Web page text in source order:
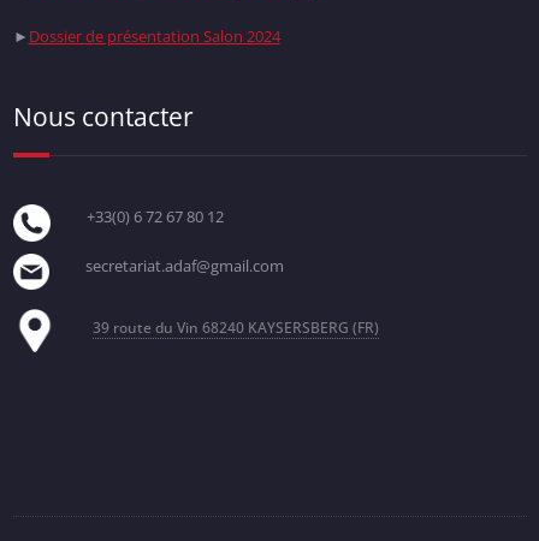
► Dossier de présentation Salon 2024
Nous contacter
+33(0) 6 72 67 80 12
secretariat.adaf@gmail.com
39 route du Vin 68240 KAYSERSBERG (FR)